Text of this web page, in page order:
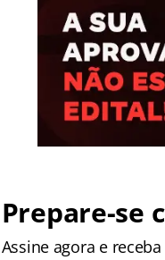
Prepare-se
Assine agora e